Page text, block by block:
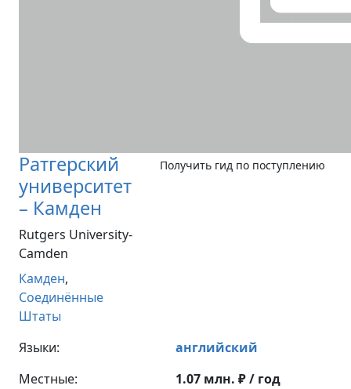
Ратгерский
университет
– Камден
Rutgers University-
Camden
Камден,
Соединённые
Штаты
Получить гид по поступлению
Языки:
английский
Местные:
1.07 млн. ₽ / год